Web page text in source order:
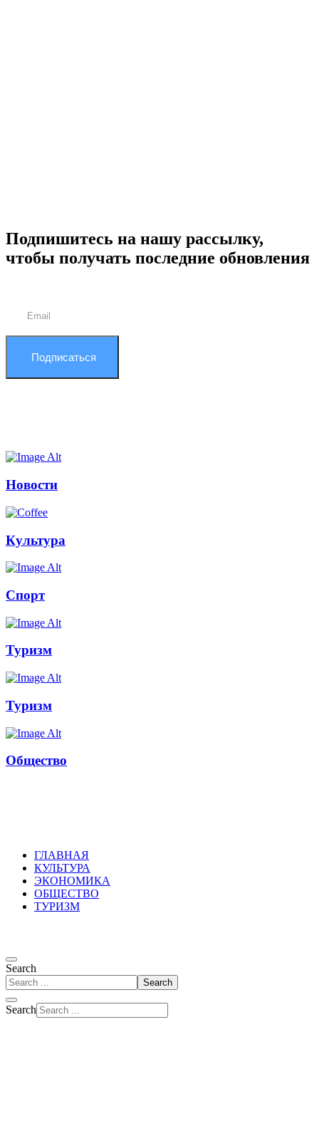
Подпишитесь на нашу рассылку,
чтобы получать последние обновления
Подписаться
Новости
Культура
Спорт
Туризм
Туризм
Общество
ГЛАВНАЯ
КУЛЬТУРА
ЭКОНОМИКА
ОБЩЕСТВО
ТУРИЗМ
Search
Search
Search